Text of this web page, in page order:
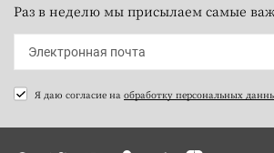
Раз в неделю мы присылаем самые
Я даю согласие на обработку персональных